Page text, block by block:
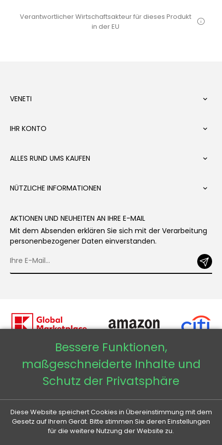
Verantwortlicher Wirtschaftsakteur für dieses Produkt
in der EU
VENETI 
IHR KONTO 
ALLES RUND UMS KAUFEN 
NÜTZLICHE INFORMATIONEN 
AKTIONEN UND NEUHEITEN AN IHRE E-MAIL
Mit dem Absenden erklären Sie sich mit der Verarbeitung
personenbezogener Daten einverstanden.
Veneti DE
Veneti SK
Bessere Funktionen,
maßgeschneiderte Inhalte und
Schutz der Privatsphäre
Diese Website speichert Cookies in Übereinstimmung mit dem
Gesetz auf Ihrem Gerät. Bitte stimmen Sie deren Einstellungen
für die weitere Nutzung der Website zu.